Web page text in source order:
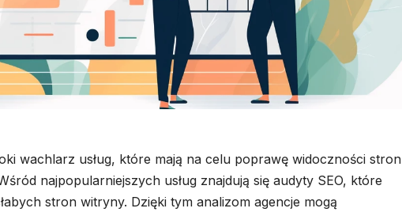
wachlarz usług, które mają na celu poprawę widoczności stron
najpopularniejszych usług znajdują się audyty SEO, które
stron witryny. Dzięki tym analizom agencje mogą